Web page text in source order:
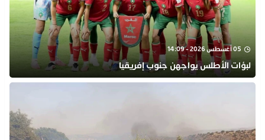
05 أغسطس 2026 - 14:09
لبؤات الأطلس يواجهن جنوب إفريقيا